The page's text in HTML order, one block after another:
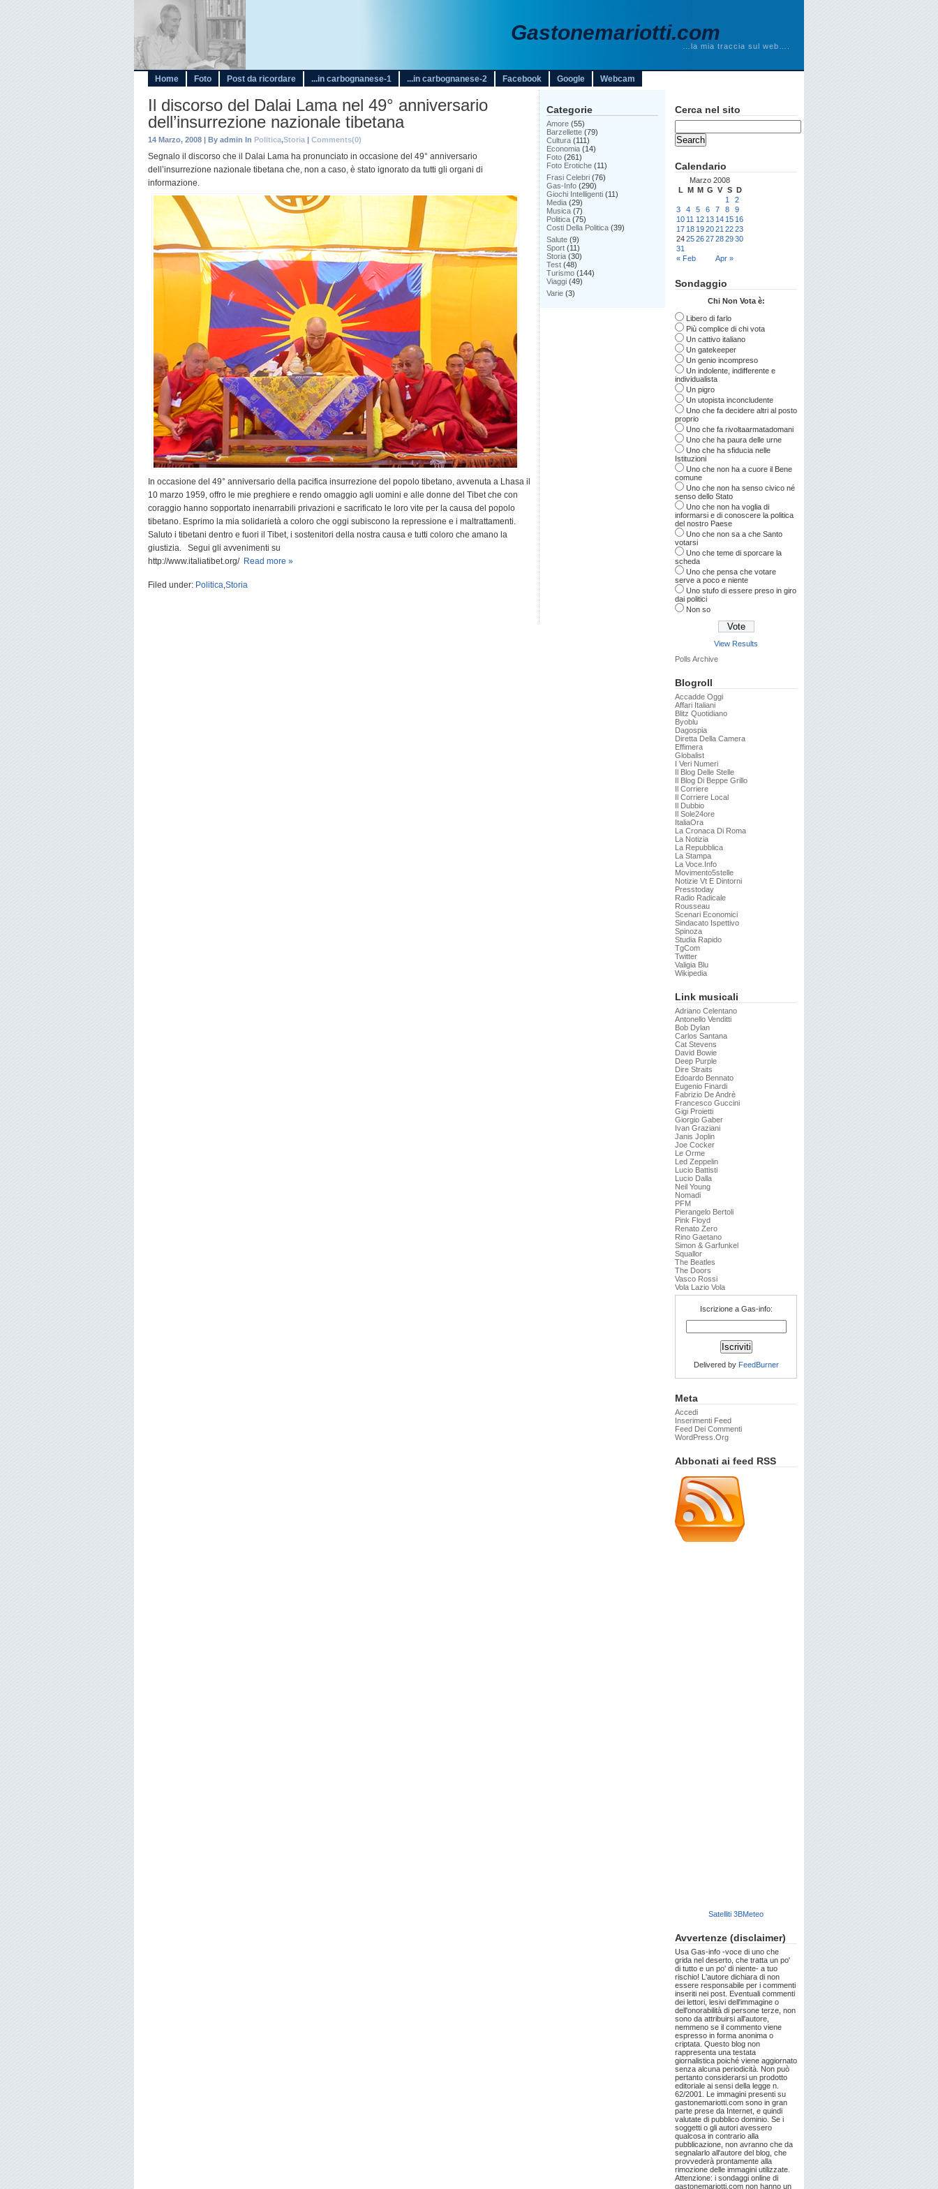
Gastonemariotti.com
…la mia traccia sul web….
Home Foto Post da ricordare ...in carbognanese-1 ...in carbognanese-2 Facebook Google Webcam
Il discorso del Dalai Lama nel 49° anniversario
dell’insurrezione nazionale tibetana
14 Marzo, 2008 | By admin In Politica,Storia | Comments(0)
Segnalo il discorso che il Dalai Lama ha pronunciato in occasione del 49° anniversario
dell’insurrezione nazionale tibetana che, non a caso, è stato ignorato da tutti gli organi di
informazione.
In occasione del 49° anniversario della pacifica insurrezione del popolo tibetano, avvenuta a Lhasa il
10 marzo 1959, offro le mie preghiere e rendo omaggio agli uomini e alle donne del Tibet che con
coraggio hanno sopportato inenarrabili privazioni e sacrificato le loro vite per la causa del popolo
tibetano. Esprimo la mia solidarietà a coloro che oggi subiscono la repressione e i maltrattamenti.
Saluto i tibetani dentro e fuori il Tibet, i sostenitori della nostra causa e tutti coloro che amano la
giustizia. Segui gli avvenimenti su
http://www.italiatibet.org/ Read more »
Filed under: Politica,Storia
Categorie
Amore (55)
Barzellette (79)
Cultura (111)
Economia (14)
Foto (261)
Foto Erotiche (11)
Frasi Celebri (76)
Gas-Info (290)
Giochi Intelligenti (11)
Media (29)
Musica (7)
Politica (75)
Costi Della Politica (39)
Salute (9)
Sport (11)
Storia (30)
Test (48)
Turismo (144)
Viaggi (49)
Varie (3)
Cerca nel sito
Calendario
Marzo 2008
L M M G V S D
« Feb Apr »
1
2
3
4 5 6 7 8
9
10 11 12 13 14 15 16
17 18 192021 2223
24252627282930
31
Sondaggio
Chi Non Vota è:
Libero di farlo
Più complice di chi vota
Un cattivo italiano
Un gatekeeper
Un genio incompreso
Un indolente, indifferente e
individualista
Un pigro
Un utopista inconcludente
Uno che fa decidere altri al posto
proprio
Uno che fa rivoltaarmatadomani
Uno che ha paura delle urne
Uno che ha sfiducia nelle
Istituzioni
Uno che non ha a cuore il Bene
comune
Uno che non ha senso civico né
senso dello Stato
Uno che non ha voglia di
informarsi e di conoscere la politica
del nostro Paese
Uno che non sa a che Santo
votarsi
Uno che teme di sporcare la
scheda
Uno che pensa che votare
serve a poco e niente
Uno stufo di essere preso in giro
dai politici
Non so
View Results
Polls Archive
Blogroll
Accadde Oggi
Affari Italiani
Blitz Quotidiano
Byoblu
Dagospia
Diretta Della Camera
Effimera
Globalist
I Veri Numeri
Il Blog Delle Stelle
Il Blog Di Beppe Grillo
Il Corriere
Il Corriere Local
Il Dubbio
Il Sole24ore
ItaliaOra
La Cronaca Di Roma
La Notizia
La Repubblica
La Stampa
La Voce.info
Movimento5stelle
Notizie Vt E Dintorni
Presstoday
Radio Radicale
Rousseau
Scenari Economici
Sindacato Ispettivo
Spinoza
Studia Rapido
TgCom
Twitter
Valigia Blu
Wikipedia
Link musicali
Adriano Celentano
Antonello Venditti
Bob Dylan
Carlos Santana
Cat Stevens
David Bowie
Deep Purple
Dire Straits
Edoardo Bennato
Eugenio Finardi
Fabrizio De Andrè
Francesco Guccini
Gigi Proietti
Giorgio Gaber
Ivan Graziani
Janis Joplin
Joe Cocker
Le Orme
Led Zeppelin
Lucio Battisti
Lucio Dalla
Neil Young
Nomadi
PFM
Pierangelo Bertoli
Pink Floyd
Renato Zero
Rino Gaetano
Simon & Garfunkel
Squallor
The Beatles
The Doors
Vasco Rossi
Vola Lazio Vola
Iscrizione a Gas-info:
Delivered by FeedBurner
Meta
Accedi
Inserimenti Feed
Feed Dei Commenti
WordPress.org
Abbonati ai feed RSS
Satelliti 3BMeteo
Avvertenze (disclaimer)
Usa Gas-info -voce di uno che
grida nel deserto, che tratta un po'
di tutto e un po' di niente- a tuo
rischio! L'autore dichiara di non
essere responsabile per i commenti
inseriti nei post. Eventuali commenti
dei lettori, lesivi dell'immagine o
dell'onorabilità di persone terze, non
sono da attribuirsi all'autore,
nemmeno se il commento viene
espresso in forma anonima o
criptata. Questo blog non
rappresenta una testata
giornalistica poiché viene aggiornato
senza alcuna periodicità. Non può
pertanto considerarsi un prodotto
editoriale ai sensi della legge n.
62/2001. Le immagini presenti su
gastonemariotti.com sono in gran
parte prese da Internet, e quindi
valutate di pubblico dominio. Se i
soggetti o gli autori avessero
qualcosa in contrario alla
pubblicazione, non avranno che da
segnalarlo all'autore del blog, che
provvederà prontamente alla
rimozione delle immagini utilizzate.
Attenzione: i sondaggi online di
gastonemariotti.com non hanno un